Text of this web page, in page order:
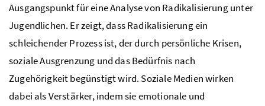
Ausgangspunkt für eine Analyse von Radikalisierung unter
Jugendlichen. Er zeigt, dass Radikalisierung ein
schleichender Prozess ist, der durch persönliche Krisen,
soziale Ausgrenzung und das Bedürfnis nach
Zugehörigkeit begünstigt wird. Soziale Medien wirken
dabei als Verstärker, indem sie emotionale und